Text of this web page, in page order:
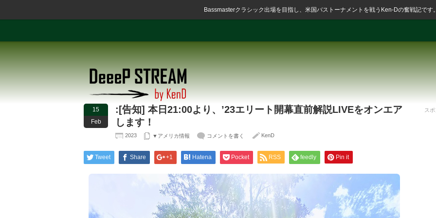
Bassmasterクラシック出場を目指し、米国バストーナメントを戦うKen-Dの奮戦記です
15
Feb
:[告知] 本日21:00より、’23エリート開幕直前解説LIVEをオンエア
します！
2023 ▼アメリカ情報 コメントを書く KenD
Tweet Share +1 Hatena Pocket RSS feedly Pin it
ス